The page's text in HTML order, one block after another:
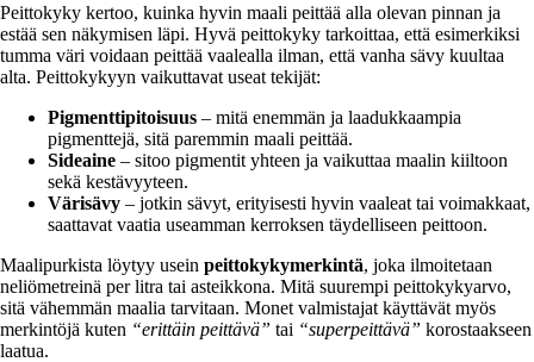
Peittokyky kertoo, kuinka hyvin maali peittää alla olevan pinnan ja
estää sen näkymisen läpi. Hyvä peittokyky tarkoittaa, että esimerkiksi
tumma väri voidaan peittää vaalealla ilman, että vanha sävy kuultaa
alta. Peittokykyyn vaikuttavat useat tekijät:
Pigmenttipitoisuus – mitä enemmän ja laadukkaampia
pigmenttejä, sitä paremmin maali peittää.
Sideaine – sitoo pigmentit yhteen ja vaikuttaa maalin kiiltoon
sekä kestävyyteen.
Värisävy – jotkin sävyt, erityisesti hyvin vaaleat tai voimakkaat,
saattavat vaatia useamman kerroksen täydelliseen peittoon.
Maalipurkista löytyy usein peittokykymerkintä, joka ilmoitetaan
neliömetreinä per litra tai asteikkona. Mitä suurempi peittokykyarvo,
sitä vähemmän maalia tarvitaan. Monet valmistajat käyttävät myös
merkintöjä kuten “erittäin peittävä” tai “superpeittävä” korostaakseen
laatua.